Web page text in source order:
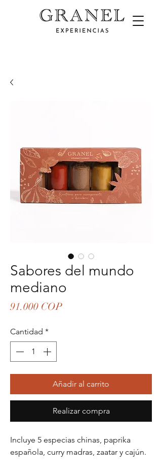
Sabores del mundo
mediano
91.000 COPPrecio
Cantidad *
Añadir al carrito
Realizar compra
Incluye 5 especias chinas, paprika
española, curry madras, zaatar y cajún.